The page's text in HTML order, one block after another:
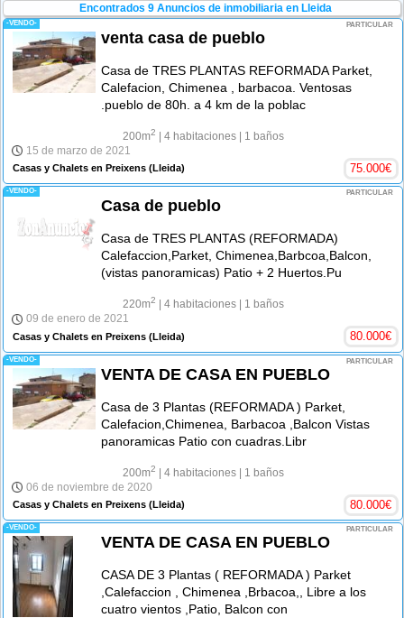
Encontrados 9Anuncios de inmobiliaria en Lleida
-VENDO- PARTICULAR
venta casa de pueblo
Casa de TRES PLANTAS REFORMADA Parket,
Calefacion, Chimenea , barbacoa. Ventosas
.pueblo de 80h. a 4 km de la poblac
200m2 | 4 habitaciones| 1 baños
15 de marzo de 2021
Casas y Chalets en Preixens (Lleida) 75.000€
-VENDO- PARTICULAR
Casa de pueblo
Casa de TRES PLANTAS (REFORMADA)
Calefaccion,Parket, Chimenea,Barbcoa,Balcon,
(vistas panoramicas) Patio + 2 Huertos.Pu
220m2 | 4 habitaciones| 1 baños
09 de enero de 2021
Casas y Chalets en Preixens (Lleida) 80.000€
-VENDO- PARTICULAR
VENTA DE CASA EN PUEBLO
Casa de 3 Plantas (REFORMADA ) Parket,
Calefacion,Chimenea, Barbacoa ,Balcon Vistas
panoramicas Patio con cuadras.Libr
200m2 | 4 habitaciones| 1 baños
06 de noviembre de 2020
Casas y Chalets en Preixens (Lleida) 80.000€
-VENDO- PARTICULAR
VENTA DE CASA EN PUEBLO
CASA DE 3 Plantas ( REFORMADA ) Parket
,Calefaccion , Chimenea ,Brbacoa,, Libre a los
cuatro vientos ,Patio, Balcon con